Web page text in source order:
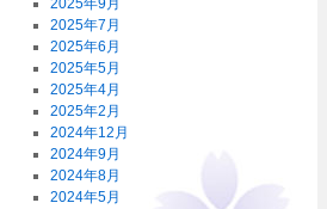
2025年9月
2025年7月
2025年6月
2025年5月
2025年4月
2025年2月
2024年12月
2024年9月
2024年8月
2024年5月